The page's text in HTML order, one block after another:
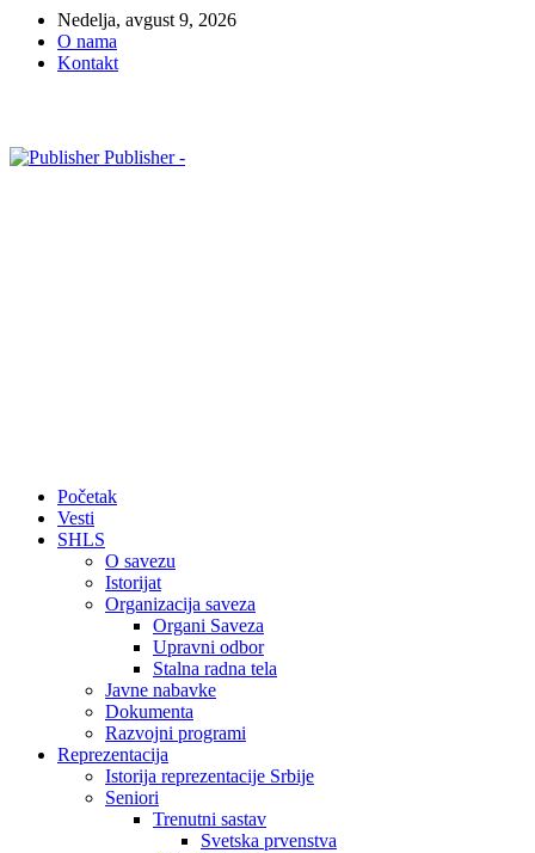
Nedelja, avgust 9, 2026
O nama
Kontakt
Publisher -
Početak
Vesti
SHLS
O savezu
Istorijat
Organizacija saveza
Organi Saveza
Upravni odbor
Stalna radna tela
Javne nabavke
Dokumenta
Razvojni programi
Reprezentacija
Istorija reprezentacije Srbije
Seniori
Trenutni sastav
Svetska prvenstva